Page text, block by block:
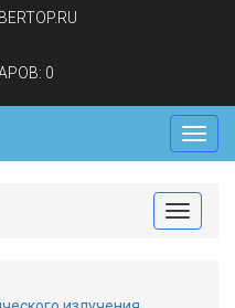
0
Меню
Toggle